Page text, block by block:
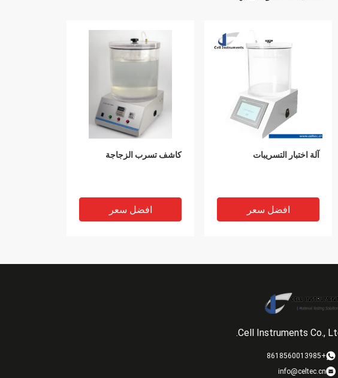
كاشف تسرب الزجاجة
افضل سعر
آلة اختبار التسريبات
افضل سعر
Cell Instruments Co.,
+8618560013985
info@celtec.cn